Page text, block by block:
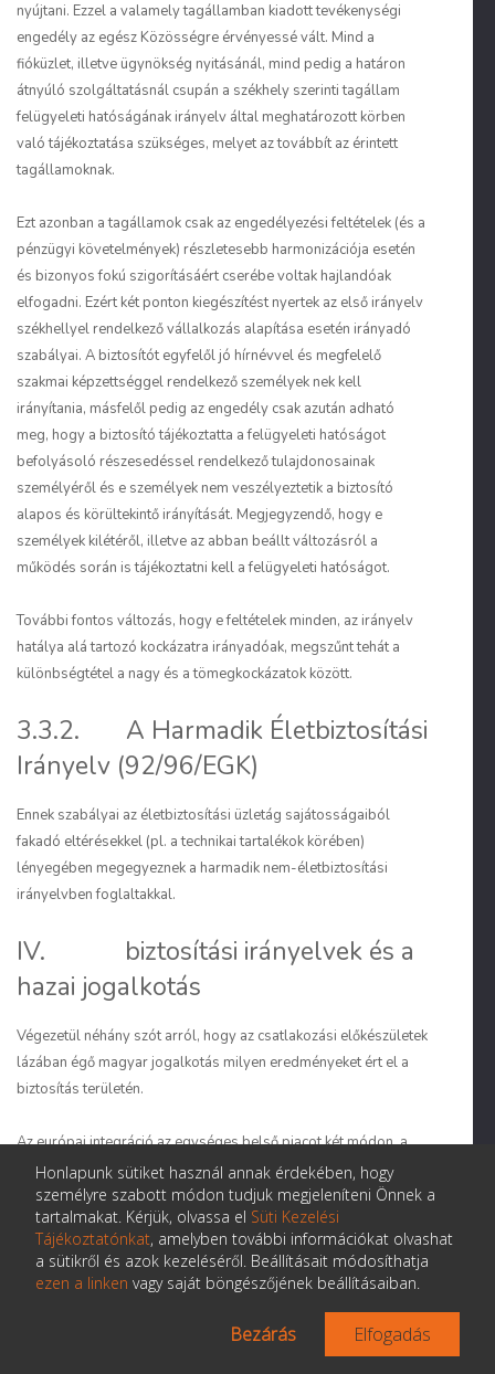
nyújtani. Ezzel a valamely tagállamban kiadott tevékenységi
engedély az egész Közösségre érvényessé vált. Mind a
fióküzlet, illetve ügynökség nyitásánál, mind pedig a határon
átnyúló szolgáltatásnál csupán a székhely szerinti tagállam
felügyeleti hatóságának irányelv által meghatározott körben
való tájékoztatása szükséges, melyet az továbbít az érintett
tagállamoknak.
Ezt azonban a tagállamok csak az engedélyezési feltételek (és a
pénzügyi követelmények) részletesebb harmonizációja esetén
és bizonyos fokú szigorításáért cserébe voltak hajlandóak
elfogadni. Ezért két ponton kiegészítést nyertek az első irányelv
székhellyel rendelkező vállalkozás alapítása esetén irányadó
szabályai. A biztosítót egyfelől jó hírnévvel és megfelelő
szakmai képzettséggel rendelkező személyek nek kell
irányítania, másfelől pedig az engedély csak azután adható
meg, hogy a biztosító tájékoztatta a felügyeleti hatóságot
befolyásoló részesedéssel rendelkező tulajdonosainak
személyéről és e személyek nem veszélyeztetik a biztosító
alapos és körültekintő irányítását. Megjegyzendő, hogy e
személyek kilétéről, illetve az abban beállt változásról a
működés során is tájékoztatni kell a felügyeleti hatóságot.
További fontos változás, hogy e feltételek minden, az irányelv
hatálya alá tartozó kockázatra irányadóak, megszűnt tehát a
különbségtétel a nagy és a tömegkockáza­tok között.
3.3.2. A Harmadik Életbiztosítási
Irányelv (92/96/EGK)
Ennek szabályai az életbiztosítási üzletág sajátosságaiból
fakadó eltérésekkel (pl. a technikai tartalékok körében)
lényegében megegyeznek a harmadik nem-életbiztosítási
irányelvben foglaltakkal.
IV. biztosítási irányelvek és a
hazai jogalkotás
Végezetül néhány szót arról, hogy az csatlakozási előkészületek
lázában égő magyar jogalkotás milyen eredményeket ért el a
biztosítás területén.
Az európai integráció az egységes belső piacot két módon, a
termelési tényezők tagállamok közötti szabad áramlása előtti
kifejezett akadályok lebontásában jelentkező „negatív" és a
tagállamok jogrendszerében fennálló különbségek által
jelentett közvetett korlátok jogegységesítésen keresztüli
megszüntetésében megjelenő „pozitív" integráció révén kívánja
az egységes belső piac megteremtését.
Honlapunk sütiket használ annak érdekében, hogy
személyre szabott módon tudjuk megjeleníteni Önnek a
tartalmakat. Kérjük, olvassa el Süti Kezelési
Tájékoztatónkat, amelyben további információkat olvashat
a sütikről és azok kezeléséről. Beállításait módosíthatja
ezen a linken vagy saját böngészőjének beállításaiban.
Bezárás Elfogadás